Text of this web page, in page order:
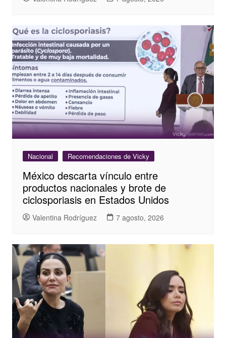
Nacional Recomendaciones de Vicky
México descarta vínculo entre
productos nacionales y brote de
ciclosporiasis en Estados Unidos
Valentina Rodríguez 7 agosto, 2026